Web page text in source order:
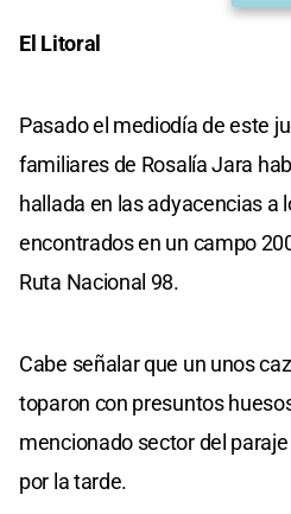
El Litoral
Pasado el mediodía de este
familiares de Rosalía Jara
hallada en las adyacencias a
encontrados en un campo
Ruta Nacional 98.
Cabe señalar que un unos
toparon con presuntos
mencionado sector del
por la tarde.